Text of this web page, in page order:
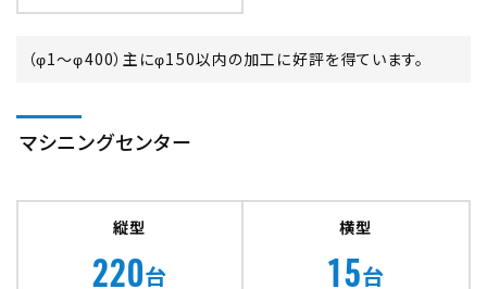
（φ1～φ400）主にφ150以内の加工に好評を得ています。
マシニングセンター
縦型
220台
横型
15台